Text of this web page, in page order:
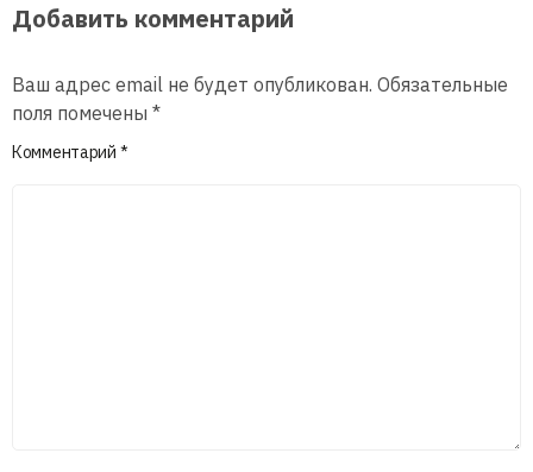
Добавить комментарий
Ваш адрес email не будет опубликован. Обязательные
поля помечены *
Комментарий *